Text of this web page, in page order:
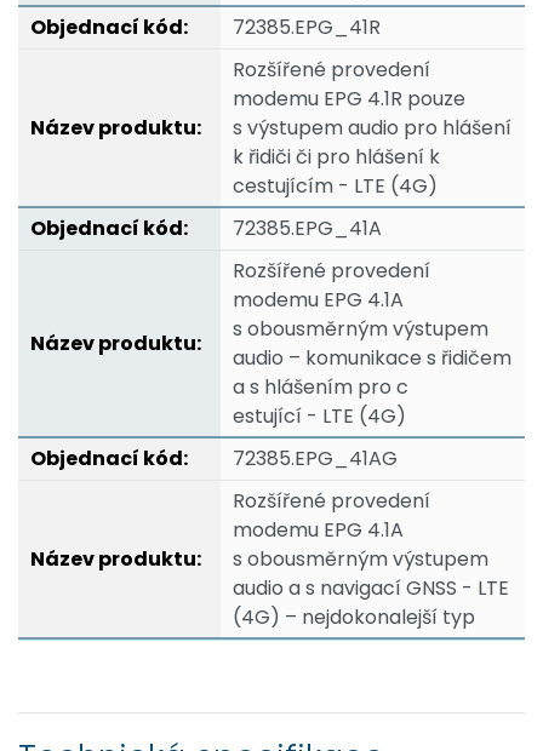
72385.EPG_41R
Rozšířené provedení
modemu EPG 4.1R pouze
s výstupem audio pro hlášení
k řidiči či pro hlášení k
cestujícím - LTE (4G)
72385.EPG_41A
Rozšířené provedení
modemu EPG 4.1A
s obousměrným výstupem
audio – komunikace s řidičem
a s hlášením pro c
estující - LTE (4G)
72385.EPG_41AG
Rozšířené provedení
modemu EPG 4.1A
s obousměrným výstupem
audio a s navigací GNSS - LTE
(4G) – nejdokonalejší typ